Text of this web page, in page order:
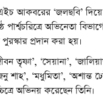
আকবরের ‘জলছবি’ দিয়ে
পার্শ্বচরিত্রে অভিনেতা
প্রদান করা হয়।
তৃষ্ণা’, ‘সেয়ানা’,
‘মধুমিতা’, ‘অশান্ত
অভিনয় করেছেন তিনি।